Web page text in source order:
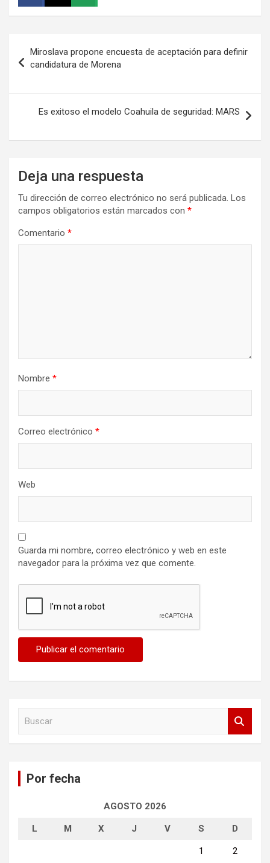
de
Miroslava propone encuesta de aceptación para definir
candidatura de Morena
Es exitoso el modelo Coahuila de seguridad: MARS
Deja una respuesta
Tu dirección de correo electrónico no será publicada. Los
campos obligatorios están marcados con *
Comentario *
Nombre *
Correo electrónico *
Web
Guarda mi nombre, correo electrónico y web en este
navegador para la próxima vez que comente.
Por fecha
AGOSTO 2026
L M X J V S D
1 2